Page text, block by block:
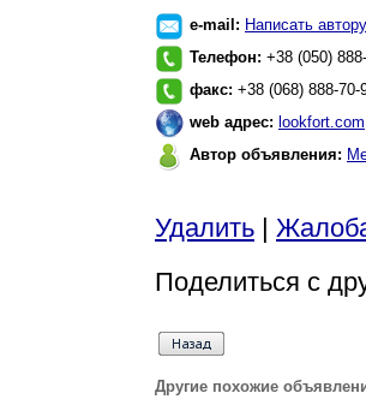
e-mail: Написать автору
Телефон: +38 (050)
факс: +38 (068) 888-70-
web адрес: lookfort.com
Автор объявления:
Удалить |
Поделиться с
Другие похожие